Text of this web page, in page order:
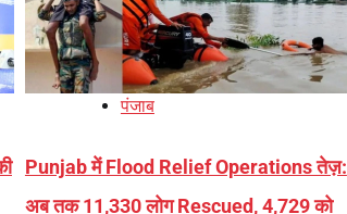
पंजाब
Punjab में Flood Relief Operations तेज़:
अब तक 11,330 लोग Rescued, 4,729 को